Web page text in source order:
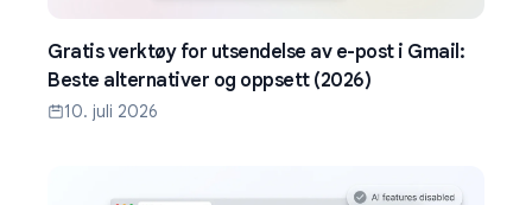
Gratis verktøy for utsendelse av e-post i Gmail:
Beste alternativer og oppsett (2026)
10. juli 2026